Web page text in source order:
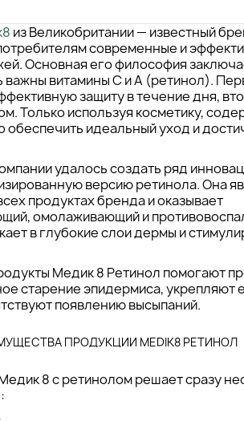
из Великобритании — известный
современные и
Основная его философия
важны витамины С и А (ретинол).
защиту в течение дня,
Только используя косметику,
обеспечить идеальный уход и
удалось создать ряд
версию ретинола. Она
продуктах бренда и оказывает
омолаживающий и
в глубокие слои дермы и
Медик 8 Ретинол помогают
старение эпидермиса, укрепляют
появлению высыпаний.
ПРОДУКЦИИ MEDIK8 РЕТИНОЛ
8 с ретинолом решает сразу